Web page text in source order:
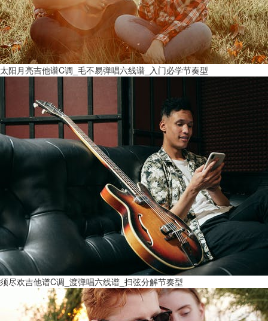
太阳月亮吉他谱C调_毛不易弹唱六线谱_入门必学节奏型
须尽欢吉他谱C调_渡弹唱六线谱_扫弦分解节奏型